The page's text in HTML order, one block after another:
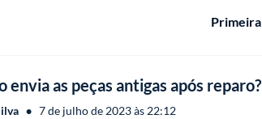
Primeira
envia as peças antigas após reparo?
• 7 de julho de 2023 às 22:12